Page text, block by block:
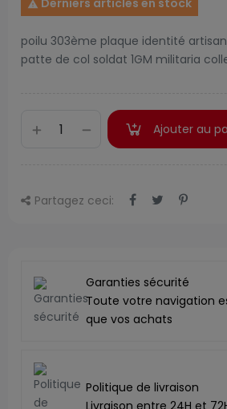
 Derniers articles en stock
poilu 303ème plaque identité
patte de col soldat 1GM militaria
Ajouter au
Partagez ceci:
Garanties sécurité
Toute votre navigation
que vos achats
Politique de livraison
Livraison entre 24H et